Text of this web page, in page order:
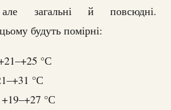
але загальні й повсюдні.
будуть помірні:
°С
°С
°С